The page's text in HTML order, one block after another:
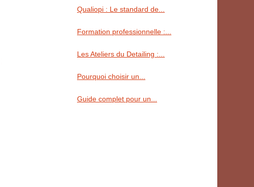
Qualiopi : Le standard de...
Formation professionnelle :...
Les Ateliers du Detailing :...
Pourquoi choisir un...
Guide complet pour un...